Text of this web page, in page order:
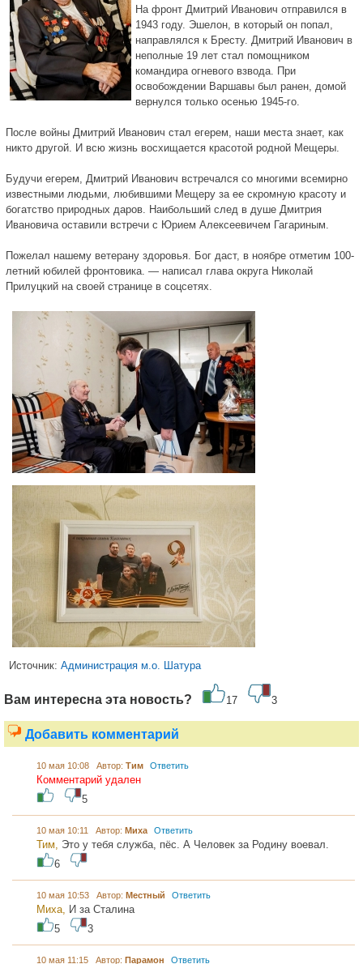
На фронт Дмитрий Иванович отправился в
1943 году. Эшелон, в который он попал,
направлялся к Бресту. Дмитрий Иванович в
неполные 19 лет стал помощником
командира огневого взвода. При
освобождении Варшавы был ранен, домой
вернулся только осенью 1945-го.
После войны Дмитрий Иванович стал егерем, наши места знает, как
никто другой. И всю жизнь восхищается красотой родной Мещеры.
Будучи егерем, Дмитрий Иванович встречался со многими всемирно
известными людьми, любившими Мещеру за ее скромную красоту и
богатство природных даров. Наибольший след в душе Дмитрия
Ивановича оставили встречи с Юрием Алексеевичем Гагариным.
Пожелал нашему ветерану здоровья. Бог даст, в ноябре отметим 100-
летний юбилей фронтовика. — написал глава округа Николай
Прилуцкий на своей странице в соцсетях.
Источник: Администрация м.о. Шатура
Вам интересна эта новость? 17 3
Добавить комментарий
10 мая 10:08 Автор: Тим Ответить
Комментарий удален
5
10 мая 10:11 Автор: Миха Ответить
Тим, Это у тебя служба, пёс. А Человек за Родину воевал.
6
10 мая 10:53 Автор: Местный Ответить
Миха, И за Сталина
5
3
10 мая 11:15 Автор: Парамон Ответить